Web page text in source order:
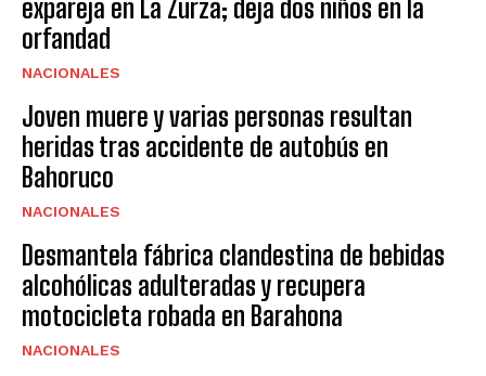
expareja en La Zurza; deja dos niños en la
orfandad
NACIONALES
Joven muere y varias personas resultan
heridas tras accidente de autobús en
Bahoruco
NACIONALES
Desmantela fábrica clandestina de bebidas
alcohólicas adulteradas y recupera
motocicleta robada en Barahona
NACIONALES